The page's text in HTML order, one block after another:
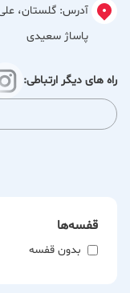
آدرس: گلستان، علی
پاساژ سعیدی
راه های دیگر ارتباطی:
قفسه‌ها
بدون قفسه